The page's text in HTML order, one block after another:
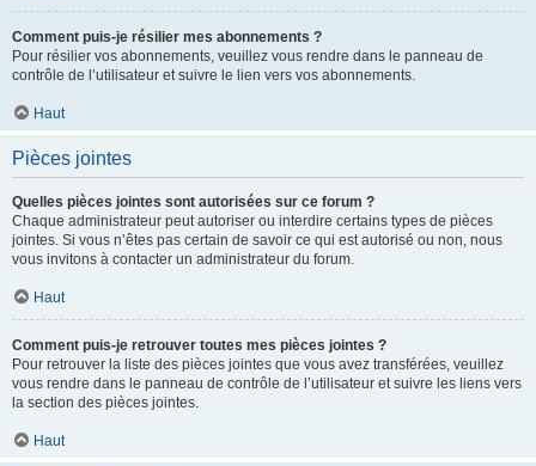
Comment puis-je résilier mes abonnements ?
Pour résilier vos abonnements, veuillez vous rendre dans le panneau de
contrôle de l’utilisateur et suivre le lien vers vos abonnements.
Haut
Pièces jointes
Quelles pièces jointes sont autorisées sur ce forum ?
Chaque administrateur peut autoriser ou interdire certains types de pièces
jointes. Si vous n’êtes pas certain de savoir ce qui est autorisé ou non, nous
vous invitons à contacter un administrateur du forum.
Haut
Comment puis-je retrouver toutes mes pièces jointes ?
Pour retrouver la liste des pièces jointes que vous avez transférées, veuillez
vous rendre dans le panneau de contrôle de l’utilisateur et suivre les liens vers
la section des pièces jointes.
Haut